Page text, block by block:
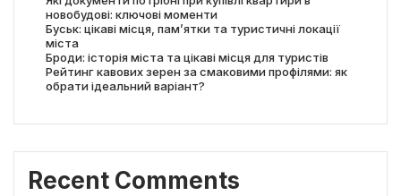
новобудові: ключові моменти
Буськ: цікаві місця, пам’ятки та туристичні локації
міста
Броди: історія міста та цікаві місця для туристів
Рейтинг кавових зерен за смаковими профілями: як
обрати ідеальний варіант?
Recent Comments